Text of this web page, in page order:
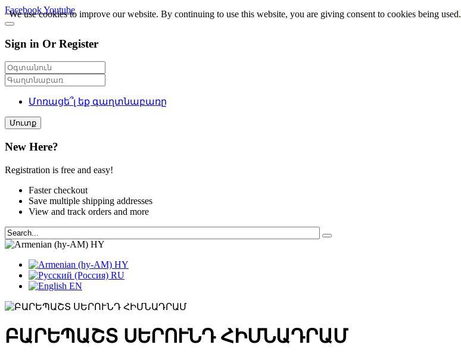
FacebookYoutube
Sign in Or Register
Մոռացե՞լ եք գաղտնաբառը
Մուտք
New Here?
Registration is free and easy!
Faster checkout
Save multiple shipping addresses
View and track orders and more
HY
HY
RU
EN
ԲԱՐԵՊԱՇՏ ՍԵՐՈՒՆԴ ՀԻՄՆԱԴՐԱՄ
We use cookies to improve our website. By continuing to use this website, you are giving consent to cookies being used.